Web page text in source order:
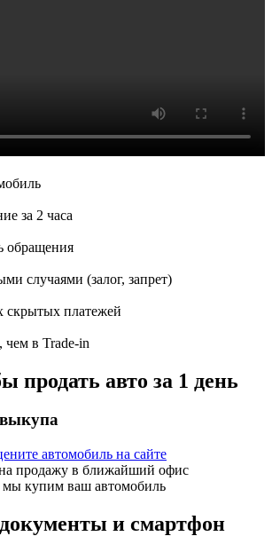
за 2 часа
обращения
случаями (залог, запрет)
скрытых платежей
в Trade‑in
продать авто за 1 день
автомобиль на сайте
продажу в ближайший офис
мы купим ваш автомобиль
документы и смартфон